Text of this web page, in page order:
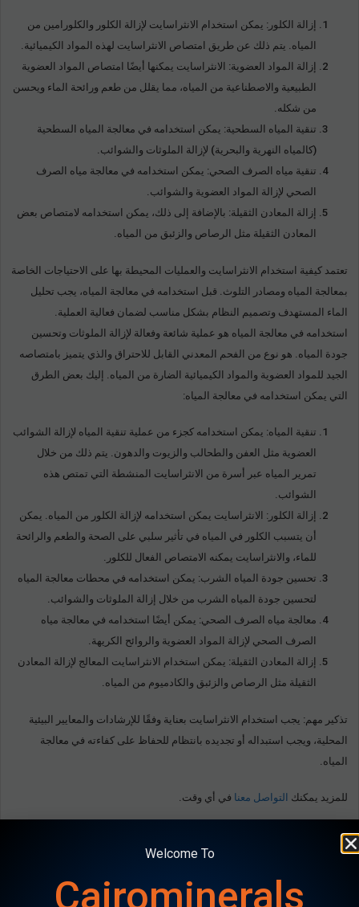
إزالة الكلور: يمكن استخدام الانثراسايت لإزالة الكلور والكلورامين من
المياه. يتم ذلك عن طريق امتصاص الانثراسايت لهذه المواد الكيميائية.
إزالة المواد العضوية: الانثراسايت يمكنها أيضًا امتصاص المواد العضوية
الطبيعية والاصطناعية من المياه، مما يقلل من طعم ورائحة الماء ويحسن
من شكله.
تنقية المياه السطحية: يمكن استخدامه في معالجة المياه السطحية
(كالمياه النهرية والبحرية) لإزالة الملوثات والشوائب.
تنقية مياه الصرف الصحي: يمكن استخدامه في معالجة مياه الصرف
الصحي لإزالة المواد العضوية والشوائب.
إزالة المعادن الثقيلة: بالإضافة إلى ذلك، يمكن استخدامه لامتصاص بعض
المعادن الثقيلة مثل الرصاص والزئبق من المياه.
تعتمد كيفية استخدام الانثراسايت والعمليات المحيطة بها على الاحتياجات الخاصة
بمعالجة المياه ومصادر التلوث. قبل استخدامه في معالجة المياه، يجب تحليل
الماء المستهدف وتصميم النظام بشكل مناسب لضمان فعالية العملية.
استخدامه في معالجة المياه هو عملية شائعة وفعالة لإزالة الملوثات وتحسين
جودة المياه. هو نوع من الفحم المعدني القابل للاحتراق والذي يتميز بامتصاصه
الجيد للمواد العضوية والمواد الكيميائية الضارة من المياه. إليك بعض الطرق
التي يمكن استخدامه في معالجة المياه:
تنقية المياه: يمكن استخدامه كجزء من عملية تنقية المياه لإزالة الشوائب
العضوية مثل العفن والطحالب والزيوت والدهون. يتم ذلك من خلال
تمرير المياه عبر أسرة من الانثراسايت المنشطة التي تمتص هذه
الشوائب.
إزالة الكلور: الانثراسايت يمكن استخدامه لإزالة الكلور من المياه. يمكن
أن يتسبب الكلور في المياه في تأثير سلبي على الصحة والطعم والرائحة
للماء، والانثراسايت يمكنه الامتصاص الفعال للكلور.
تحسين جودة المياه الشرب: يمكن استخدامه في محطات معالجة المياه
لتحسين جودة المياه الشرب من خلال إزالة الملوثات والشوائب.
معالجة مياه الصرف الصحي: يمكن أيضًا استخدامه في معالجة مياه
الصرف الصحي لإزالة المواد العضوية والروائح الكريهة.
إزالة المعادن الثقيلة: يمكن استخدام الانثراسايت المعالج لإزالة المعادن
الثقيلة مثل الرصاص والزئبق والكادميوم من المياه.
تذكير مهم: يجب استخدام الانثراسايت بعناية وفقًا للإرشادات والمعايير البيئية
المحلية، ويجب استبداله أو تجديده بانتظام للحفاظ على كفاءته في معالجة
المياه.
للمزيد يمكنك التواصل معنا في أي وقت.
Welcome To
Cairominerals